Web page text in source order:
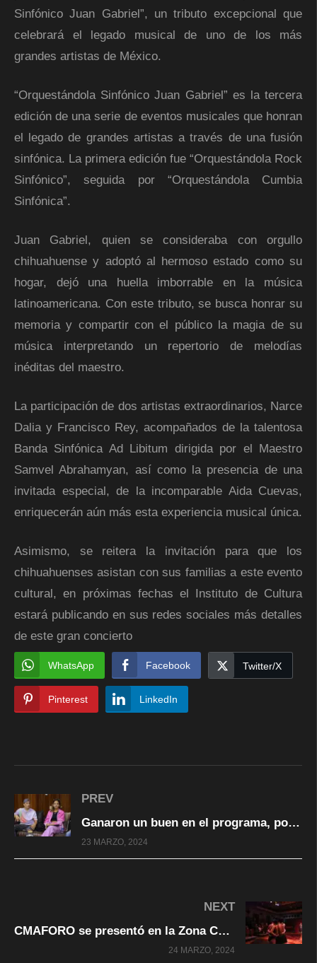
Sinfónico Juan Gabriel”, un tributo excepcional que
celebrará el legado musical de uno de los más
grandes artistas de México.
“Orquestándola Sinfónico Juan Gabriel” es la tercera
edición de una serie de eventos musicales que honran
el legado de grandes artistas a través de una fusión
sinfónica. La primera edición fue “Orquestándola Rock
Sinfónico”, seguida por “Orquestándola Cumbia
Sinfónica”.
Juan Gabriel, quien se consideraba con orgullo
chihuahuense y adoptó al hermoso estado como su
hogar, dejó una huella imborrable en la música
latinoamericana. Con este tributo, se busca honrar su
memoria y compartir con el público la magia de su
música interpretando un repertorio de melodías
inéditas del maestro.
La participación de dos artistas extraordinarios, Narce
Dalia y Francisco Rey, acompañados de la talentosa
Banda Sinfónica Ad Libitum dirigida por el Maestro
Samvel Abrahamyan, así como la presencia de una
invitada especial, de la incomparable Aida Cuevas,
enriquecerán aún más esta experiencia musical única.
Asimismo, se reitera la invitación para que los
chihuahuenses asistan con sus familias a este evento
cultural, en próximas fechas el Instituto de Cultura
estará publicando en sus redes sociales más detalles
de este gran concierto
WhatsApp Facebook Twitter/X
Pinterest LinkedIn
PREV
Ganaron un buen en el programa, poniendo en alto el nombre de la ciudad y fomentando el deporte
23 MARZO, 2024
NEXT
CMAFORO se presentó en la Zona Centro de la Ciudad.
24 MARZO, 2024